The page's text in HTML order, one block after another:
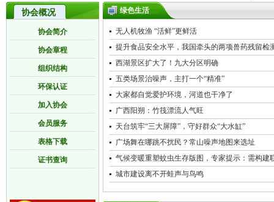
协会概况
协会简介
协会章程
组织结构
环保认证
加入协会
会员服务
表格下载
证书查询
绿色生活
无人机牧渔 “活鲜”更鲜活
提升食品安全水平，我国牵头的两项兽药残留检
西湖景区扩大了！九大分区明确
五类场景治噪声，主打一个“精准”
大家都自觉爱护环境，河道也干净了
广西阳朔：竹筏漂流人气旺
天台筑牢“三大屏障”，守好群众“大水缸”
广场舞在哪跳不扰民？常山噪声地图来选址
气候变暖重塑蚊虫生存版图，专家提示：需构建
城市建设离不开蛙声与鸟鸣